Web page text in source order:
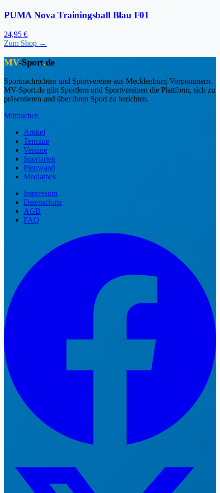
PUMA Nova Trainingsball Blau F01
24,95 €
Zum Shop →
MV-Sport.de
Sportnachrichten und Sportvereine aus Mecklenburg-Vorpommern.
MV-Sport.de gibt Sportlern und Sportvereinen die Plattform, sich zu
präsentieren und über ihren Sport zu berichten.
Mitmachen
Artikel
Termine
Vereine
Sportarten
Pinnwand
Mediathek
Impressum
Datenschutz
AGB
FAQ